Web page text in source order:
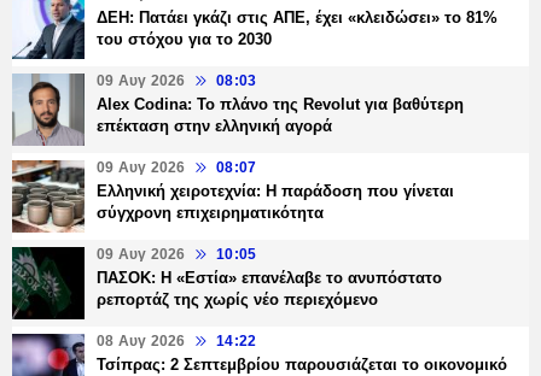
ΔΕΗ: Πατάει γκάζι στις ΑΠΕ, έχει «κλειδώσει» το 81%
του στόχου για το 2030
09 Αυγ 2026 08:03
Alex Codina: Το πλάνο της Revolut για βαθύτερη
επέκταση στην ελληνική αγορά
09 Αυγ 2026 08:07
Ελληνική χειροτεχνία: Η παράδοση που γίνεται
σύγχρονη επιχειρηματικότητα
09 Αυγ 2026 10:05
ΠΑΣΟΚ: Η «Εστία» επανέλαβε το ανυπόστατο
ρεπορτάζ της χωρίς νέο περιεχόμενο
08 Αυγ 2026 14:22
Τσίπρας: 2 Σεπτεμβρίου παρουσιάζεται το οικονομικό